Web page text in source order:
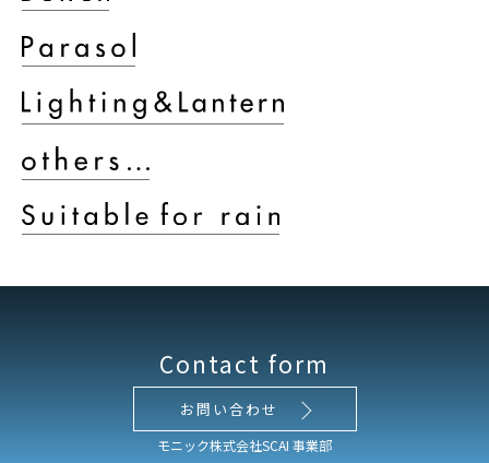
Contact form
お問い合わせ
モニック株式会社SCAI 事業部